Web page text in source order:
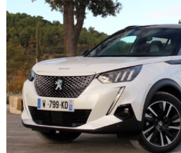
Utilitaires
Flottes
Auto
Services
Forum